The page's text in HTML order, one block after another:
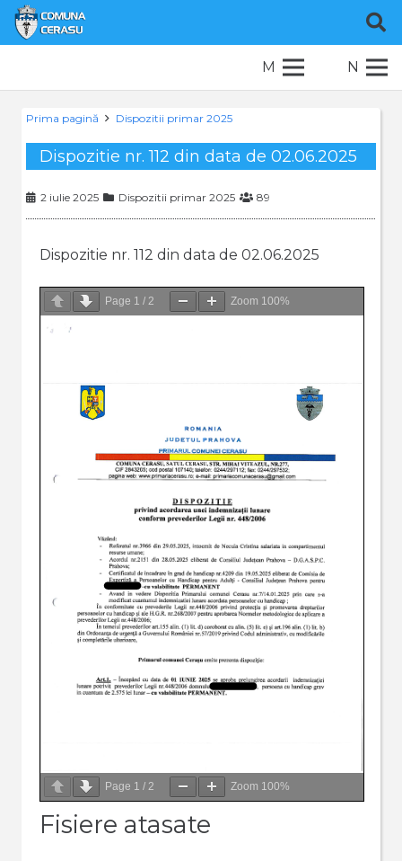
M N
Prima pagină Dispozitii primar 2025
Dispozitie nr. 112 din data de 02.06.2025
2 iulie 2025 Dispozitii primar 2025 89
Dispozitie nr. 112 din data de 02.06.2025
Page 1 / 2 Zoom 100%
Page 1 / 2 Zoom 100%
Fisiere atasate